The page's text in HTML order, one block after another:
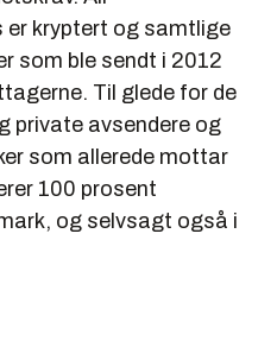
er kryptert og samtlige
som ble sendt i 2012
Til glede for de
private avsendere og
som allerede mottar
100 prosent
og selvsagt også i